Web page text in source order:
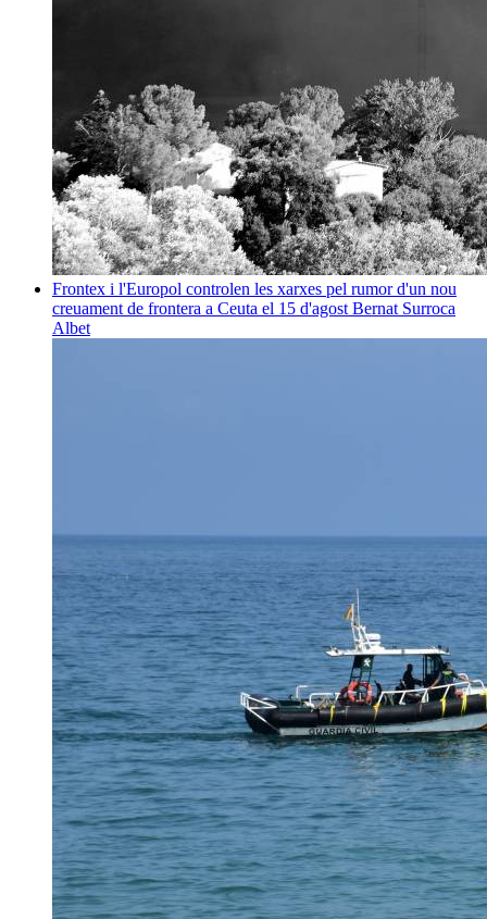
Frontex i l'Europol controlen les xarxes pel rumor d'un nou
creuament de frontera a Ceuta el 15 d'agost Bernat Surroca
Albet